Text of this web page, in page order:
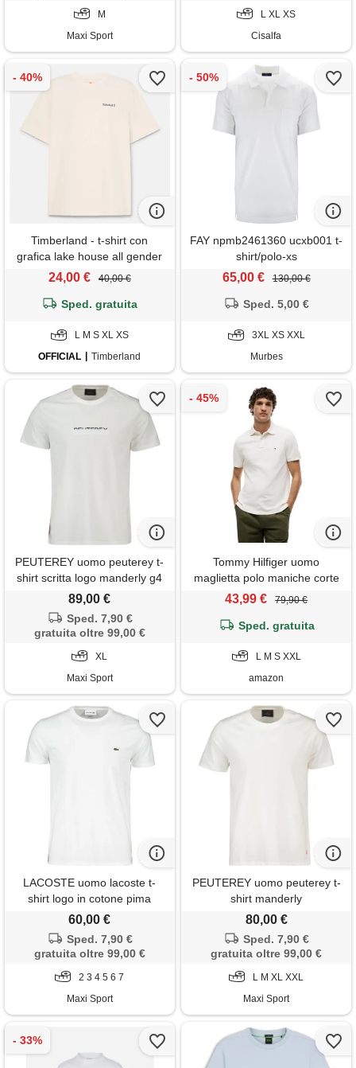
M
Maxi Sport
L XL XS
Cisalfa
Timberland - t-shirt con
grafica lake house all gender
in bianco, bianco, taglia: l
24,00 € 40,00 €
Sped. gratuita
L M S XL XS
OFFICIAL
Timberland
FAY npmb2461360 ucxb001 t-
shirt/polo-xs
65,00 € 130,00 €
Sped. 5,00 €
3XL XS XXL
Murbes
PEUTEREY uomo peuterey t-
shirt scritta logo manderly g4
89,00 €
Sped. 7,90 €
gratuita oltre 99,00 €
XL
Maxi Sport
Tommy Hilfiger uomo
maglietta polo maniche corte
regular fit con chiusura con
43,99 € 79,90 €
Sped. gratuita
L M S XXL
amazon
LACOSTE uomo lacoste t-
shirt logo in cotone pima
bianca
60,00 €
Sped. 7,90 €
gratuita oltre 99,00 €
2 3 4 5 6 7
Maxi Sport
PEUTEREY uomo peuterey t-
shirt manderly
80,00 €
Sped. 7,90 €
gratuita oltre 99,00 €
L M XL XXL
Maxi Sport